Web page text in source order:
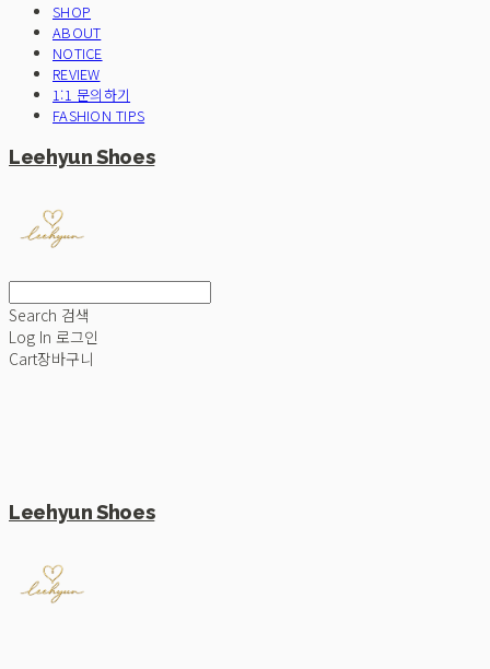
SHOP
ABOUT
NOTICE
REVIEW
1:1 문의하기
FASHION TIPS
Leehyun Shoes
Search 검색
Log In 로그인
Cart장바구니
Leehyun Shoes